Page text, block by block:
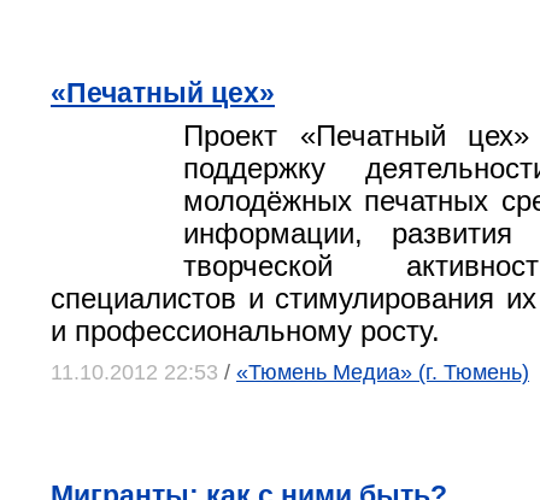
«Печатный цех»
Проект «Печатный
поддержку
молодёжных печатных
информации, развития
творческой
специалистов и стимулирования
и профессиональному росту.
11.10.2012 22:53 / «Тюмень Медиа» (г. Тюмень)